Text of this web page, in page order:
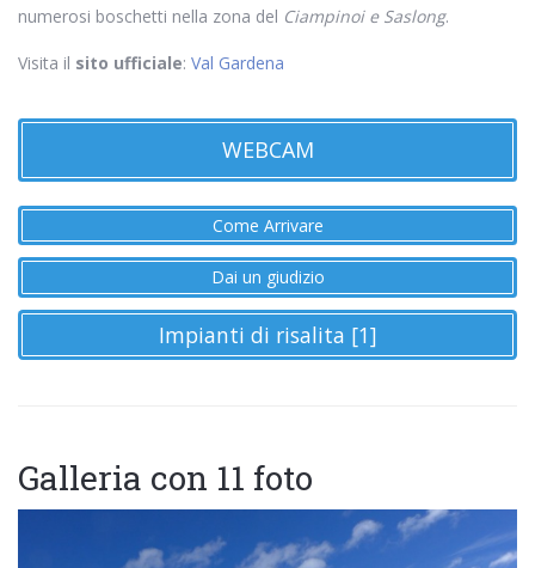
numerosi boschetti nella zona del Ciampinoi e Saslong.
Visita il sito ufficiale: Val Gardena
WEBCAM
Come Arrivare
Dai un giudizio
Impianti di risalita [1]
Galleria con 11 foto